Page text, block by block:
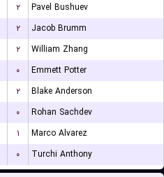
۲
Pavel Bushuev
۲
Jacob Brumm
۲
William Zhang
۰
Emmett Potter
۲
Blake Anderson
۰
Rohan Sachdev
۱
Marco Alvarez
۰ Turchi Anthony